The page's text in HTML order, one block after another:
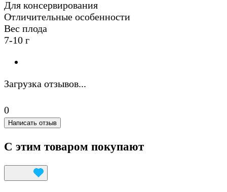
Для консервирования
Отличительные особенности
Вес плода
7-10 г
Загрузка отзывов...
0
Написать отзыв
С этим товаром покупают